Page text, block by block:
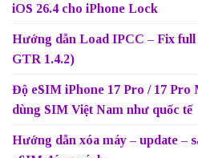
iOS 26.4 cho iPhone Lock
Hướng dẫn Load IPCC – Fix
GTR 1.4.2)
Độ eSIM iPhone 17 Pro / 17 Pro
dùng SIM Việt Nam như quốc tế
Hướng dẫn xóa máy – update –